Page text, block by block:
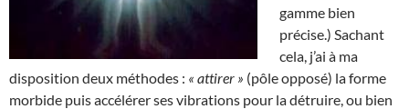
gamme bien
précise.) Sachant
cela, j’ai à ma
disposition deux méthodes : « attirer » (pôle opposé) la forme
morbide puis accélérer ses vibrations pour la détruire, ou bien